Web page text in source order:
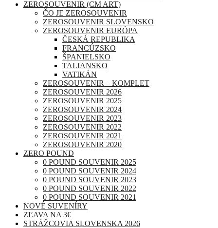
ZEROSOUVENIR (CM ART)
ČO JE ZEROSOUVENIR
ZEROSOUVENIR SLOVENSKO
ZEROSOUVENIR EURÓPA
ČESKÁ REPUBLIKA
FRANCÚZSKO
ŠPANIELSKO
TALIANSKO
VATIKÁN
ZEROSOUVENIR – KOMPLET
ZEROSOUVENIR 2026
ZEROSOUVENIR 2025
ZEROSOUVENIR 2024
ZEROSOUVENIR 2023
ZEROSOUVENIR 2022
ZEROSOUVENIR 2021
ZEROSOUVENIR 2020
ZERO POUND
0 POUND SOUVENIR 2025
0 POUND SOUVENIR 2024
0 POUND SOUVENIR 2023
0 POUND SOUVENIR 2022
0 POUND SOUVENIR 2021
NOVÉ SUVENÍRY
ZĽAVA NA 3€
STRÁŽCOVIA SLOVENSKA 2026